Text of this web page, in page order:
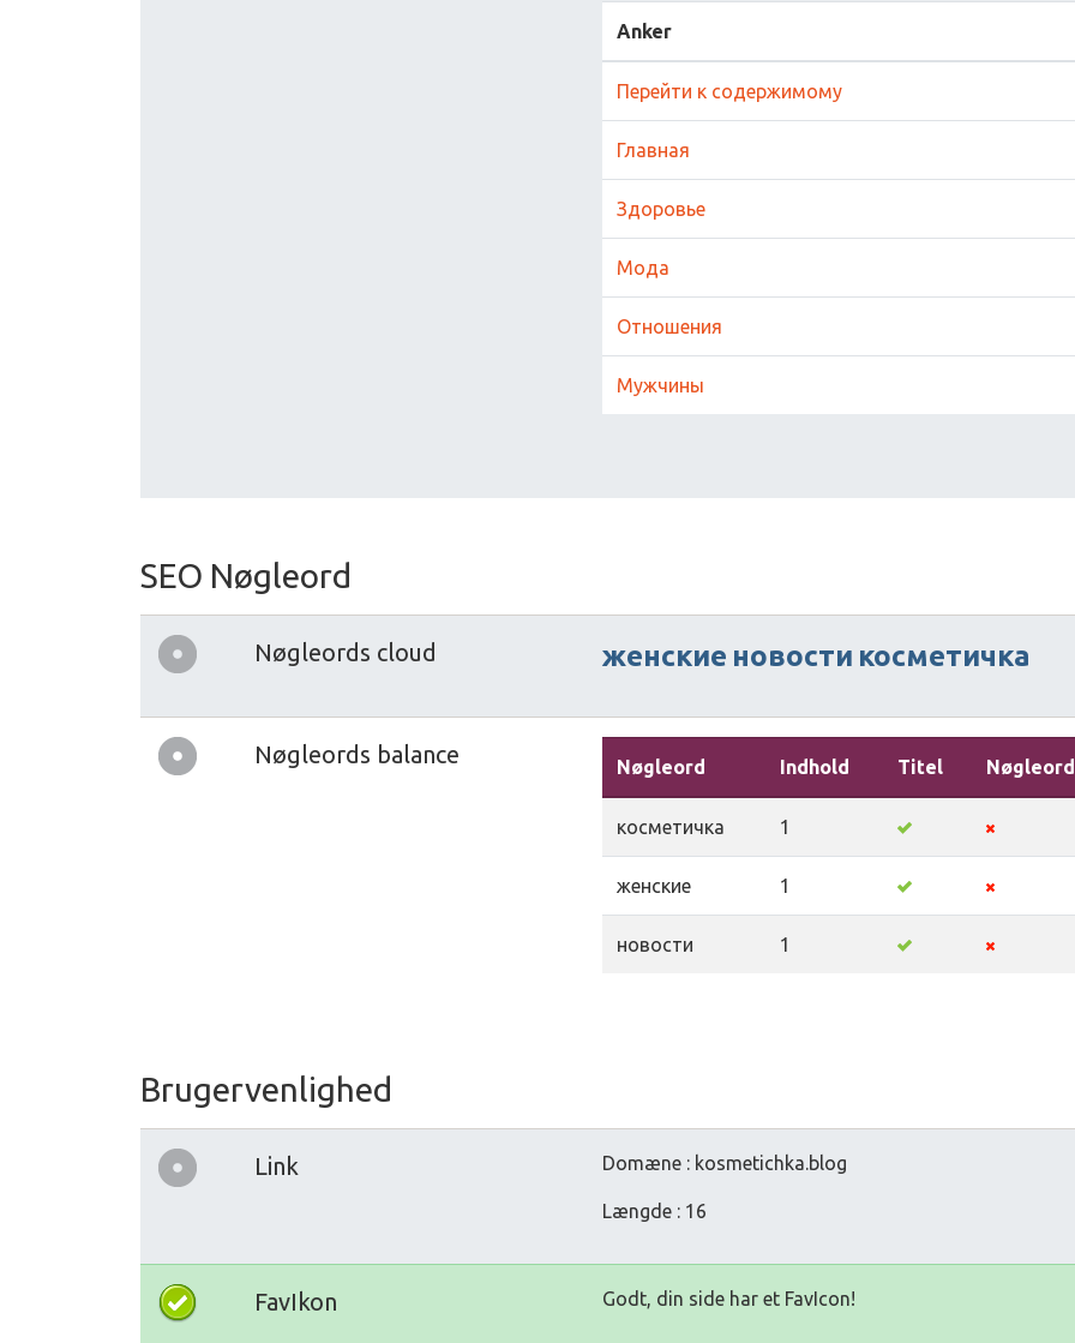
Anker
Перейти к содержимому
Главная
Здоровье
Мода
Отношения
Мужчины
SEO Nøgleord
Nøgleords cloud женские новости косметичка
Nøgleords balance Nøgleord Indhold Titel Nøgleord
косметичка 1
женские 1
новости 1
Brugervenlighed
Link Domæne : kosmetichka.blog
Længde : 16
FavIkon Godt, din side har et FavIcon!